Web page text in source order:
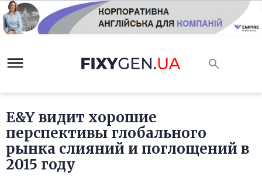
E&Y видит хорошие
перспективы глобального
рынка слияний и поглощений в
2015 году